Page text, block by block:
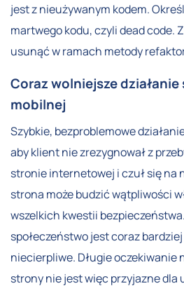
jest z nieużywanym kodem.
martwego kodu, czyli dead code.
usunąć w ramach metody
Coraz wolniejsze
mobilnej
Szybkie, bezproblemowe
aby klient nie zrezygnował z
stronie internetowej i czuł się na
strona może budzić wątpliwości
wszelkich kwestii
społeczeństwo jest coraz
niecierpliwe. Długie oczekiwanie
strony nie jest więc przyjazne dla